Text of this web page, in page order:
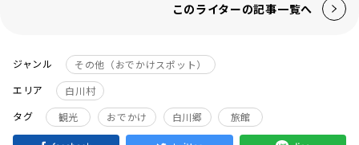
このライターの記事一覧へ
ジャンル
その他（おでかけスポット）
エリア
白川村
タグ
観光 おでかけ 白川郷 旅館